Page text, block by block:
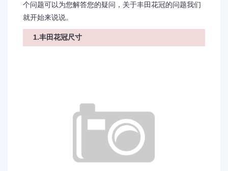
个问题可以为您解答您的疑问，关于丰田花冠的问题我们
就开始来说说。
1.丰田花冠尺寸